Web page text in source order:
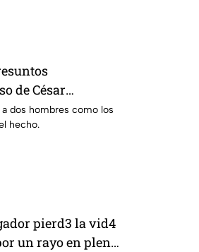
de César
dos hombres como los
hecho.
pierd3 la vid4
un rayo en pleno